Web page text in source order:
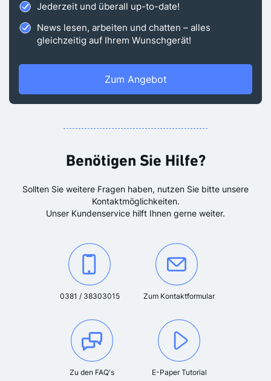
Jederzeit und überall up-to-date!
News lesen, arbeiten und chatten – alles
gleichzeitig auf Ihrem Wunschgerät!
Zum Angebot
Benötigen Sie Hilfe?
Sollten Sie weitere Fragen haben, nutzen Sie bitte unsere
Kontaktmöglichkeiten.
Unser Kundenservice hilft Ihnen gerne weiter.
Kontaktieren Sie uns unter der Telefonnummer:
0381 / 38303015 Oder kontaktieren Sie uns über das
Zum Kontaktformular
Zu den FAQ's E-Paper Tutorial